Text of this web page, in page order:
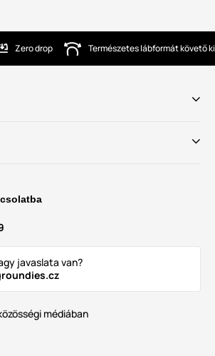
Zero drop Természetes lábformát követő
javaslata van?
médiában